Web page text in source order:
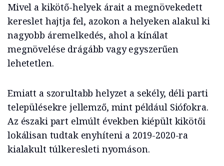
Mivel a kikötő-helyek árait a megnövekedett
kereslet hajtja fel, azokon a helyeken alakul ki
nagyobb áremelkedés, ahol a kínálat
megnövelése drágább vagy egyszerűen
lehetetlen.
Emiatt a szorultabb helyzet a sekély, déli parti
településekre jellemző, mint például Siófokra.
Az északi part elmúlt években kiépült kikötői
lokálisan tudtak enyhíteni a 2019-2020-ra
kialakult túlkeresleti nyomáson.